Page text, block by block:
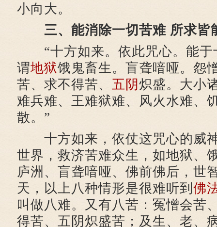
小向大。
三、能消除一切苦难 所求皆
“十方如来。依此咒心。能于
谓地狱饿鬼畜生。盲聋喑哑。怨
苦、求不得苦、 五阴炽盛。大小
难兵难、王难狱难、风火水难、
散。”
十方如来，依仗这咒心的威
世界，救济苦难众生，如地狱、
庐洲、盲聋喑哑、佛前佛后，世
天，以上八种情形是很难听到 佛
叫做八难。又有八苦：冤憎会苦
得苦、五阴炽盛苦；及生、老、